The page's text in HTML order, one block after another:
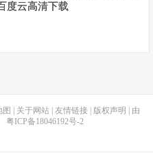
度云高清下载
图 关于网站 友情链接 版权声明
| 由
粤ICP备18046192号-2